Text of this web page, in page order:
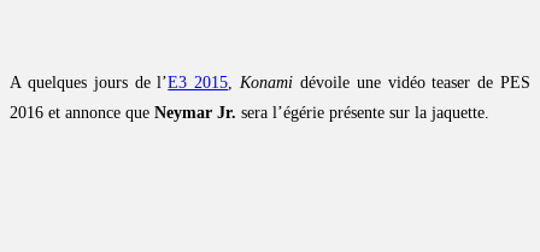
A quelques jours de l’E3 2015,Konami dévoile une vidéo teaser de PES
2016 et annonce que Neymar Jr. sera l’égérie présente sur la jaquette.